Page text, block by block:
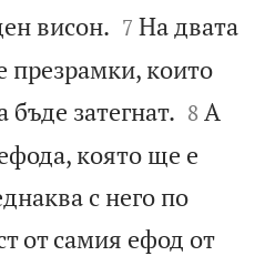
висон. 

7 На двата
презрамки, които
бъде затегнат. 

8 А
която ще е
с него по
от самия ефод от